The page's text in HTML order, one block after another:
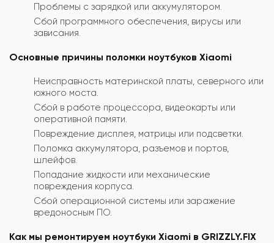
Проблемы с зарядкой или аккумулятором.
Сбой программного обеспечения, вирусы или
зависания.
Основные причины поломки ноутбуков Xiaomi
Неисправность материнской платы, северного или
южного моста.
Сбой в работе процессора, видеокарты или
оперативной памяти.
Повреждение дисплея, матрицы или подсветки.
Поломка аккумулятора, разъемов и портов,
шлейфов.
Попадание жидкости или механические
повреждения корпуса.
Сбой операционной системы или заражение
вредоносным ПО.
Как мы ремонтируем ноутбуки Xiaomi в GRIZZLY.FIX